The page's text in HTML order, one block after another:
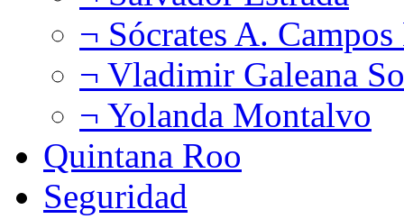
¬ Sócrates A.
¬ Vladimir Galeana
¬ Yolanda Montalvo
Quintana Roo
Seguridad